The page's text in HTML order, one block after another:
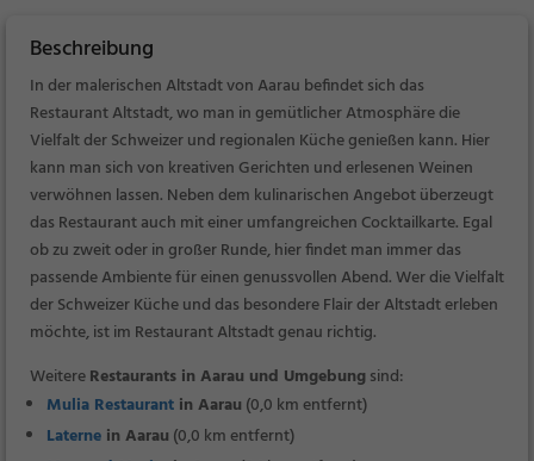
Beschreibung
In der malerischen Altstadt von Aarau befindet sich das
Restaurant Altstadt, wo man in gemütlicher Atmosphäre die
Vielfalt der Schweizer und regionalen Küche genießen kann. Hier
kann man sich von kreativen Gerichten und erlesenen Weinen
verwöhnen lassen. Neben dem kulinarischen Angebot überzeugt
das Restaurant auch mit einer umfangreichen Cocktailkarte. Egal
ob zu zweit oder in großer Runde, hier findet man immer das
passende Ambiente für einen genussvollen Abend. Wer die Vielfalt
der Schweizer Küche und das besondere Flair der Altstadt erleben
möchte, ist im Restaurant Altstadt genau richtig.
WeitereRestaurants in Aarau und Umgebungsind:
Mulia Restaurant in Aarau (0,0 km entfernt)
Laterne in Aarau (0,0 km entfernt)